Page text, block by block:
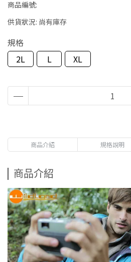
商品編號:
供貨狀況: 尚有庫存
規格
2L
L XL
商品介紹 規格說明
商品介紹